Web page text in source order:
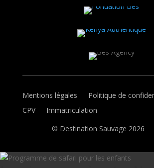
Mentions légales Politique de
CPV
Immatriculation
© Destination Sauvage 2026